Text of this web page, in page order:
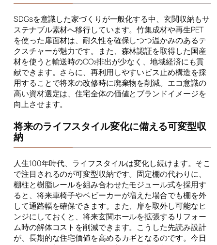
SDGsを意識した家づくりが一般化する中、玄関収納もサ
ステナブル素材へ移行しています。竹集成材や再生PET
を使った扉面材は、耐久性を確保しつつ温かみのあるテ
クスチャーが魅力です。また、森林認証を取得した国産
材を使うと輸送時のCO₂排出が少なく、地域経済にも貢
献できます。さらに、再利用しやすいビス止め構造を採
用することで将来の改修時に廃棄物を削減。エコ意識の
高い資材選定は、住宅全体の価値とブランドイメージを
向上させます。
将来のライフスタイル変化に備える可変型収
納
人生100年時代、ライフスタイルは変化し続けます。そこ
で注目されるのが可変型収納です。固定棚の代わりに、
棚柱と樹脂レールを組み合わせたモジュール式を採用す
ると、将来車椅子やベビーカーが増えた場合でも棚を外
して通路幅を確保できます。また、扉を取外し可能なヒ
ンジにしておくと、将来玄関ホールを拡張するリフォー
ム時の解体コストを削減できます。こうした先読み設計
が、長期的な住宅価値を高めるカギとなるのです。今日